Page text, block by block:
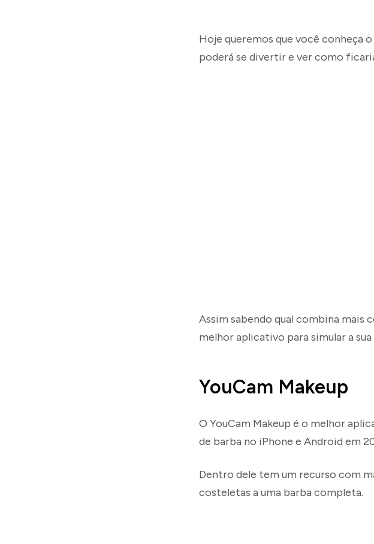
Hoje queremos que você conheça
poderá se divertir e ver como
Assim sabendo qual combina mais
melhor aplicativo para simular a
YouCam Makeup
O YouCam Makeup é o melhor
de barba no iPhone e Android em
Dentro dele tem um recurso com
costeletas a uma barba completa.